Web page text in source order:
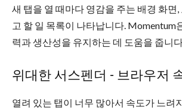
새 탭을 열 때마다 영감을 주는 배경 화면,
고 할 일 목록이 나타납니다. Momentum
력과 생산성을 유지하는 데 도움을 줍니
위대한 서스펜더 - 브라우저
열려 있는 탭이 너무 많아서 속도가 느려